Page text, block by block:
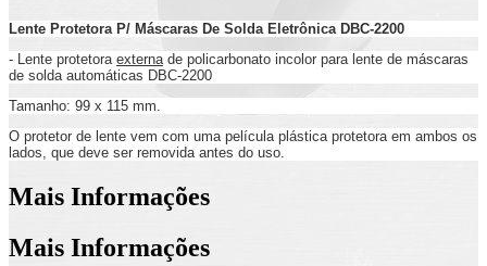
Lente Protetora P/ Máscaras De Solda Eletrônica DBC-2200
- Lente protetora externa de policarbonato incolor para lente de máscaras
de solda automáticas DBC-2200
Tamanho: 99 x 115 mm.
O protetor de lente vem com uma película plástica protetora em ambos os
lados, que deve ser removida antes do uso.
Mais Informações
Mais Informações